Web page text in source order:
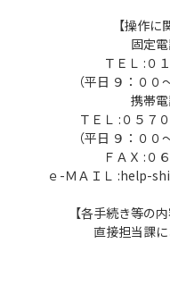
【操作に
固定
ＴＥＬ :０
（平日 ９：００
携帯
ＴＥＬ :０５７
（平日 ９：００
ＦＡＸ :０
ｅ-ＭＡＩＬ :help-
【各手続き等の
直接担当課に